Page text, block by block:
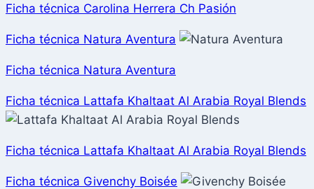
Ficha técnica Carolina Herrera Ch Pasión
Ficha técnica Natura Aventura
Ficha técnica Natura Aventura
Ficha técnica Lattafa Khaltaat Al Arabia Royal Blends
Ficha técnica Lattafa Khaltaat Al Arabia Royal Blends
Ficha técnica Givenchy Boisée